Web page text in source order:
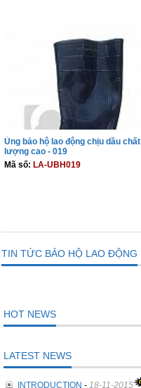
Ủng bảo hộ lao động chịu dầu chất
lượng cao - 019
Mã số: LA-UBH019
TIN TỨC BẢO HỘ LAO ĐỘNG
HOT NEWS
LATEST NEWS
INTRODUCTION - 18-11-2015